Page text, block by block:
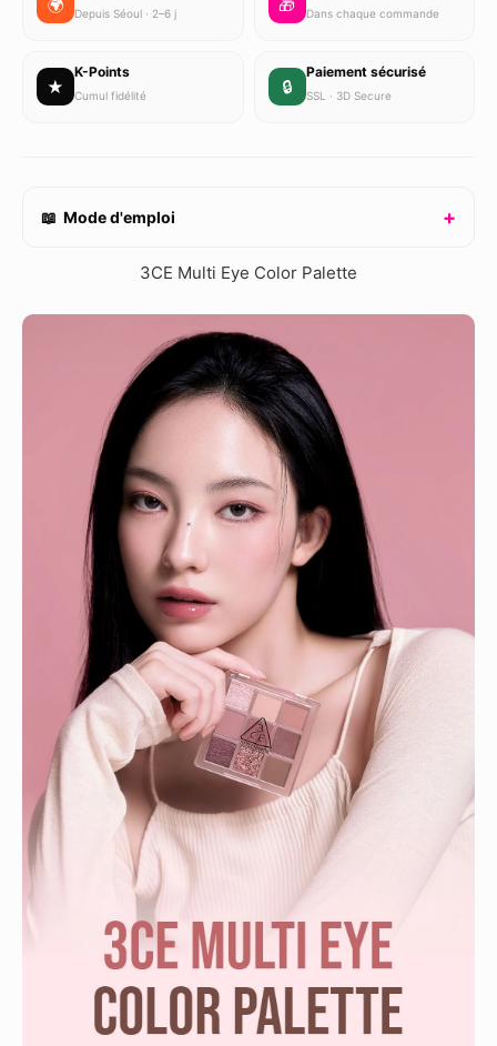
🌍 Depuis Séoul · 2–6 j 🎁 Dans chaque commande
★
K-Points
Cumul fidélité 🔒
Paiement sécurisé
SSL · 3D Secure
📖 Mode d'emploi
3CE Multi Eye Color Palette